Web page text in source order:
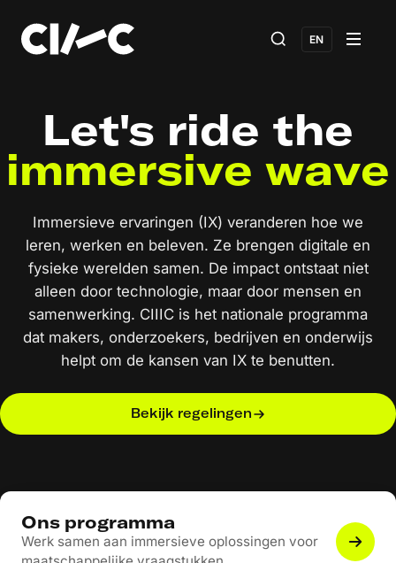
EN
Let's ride the
immersive wave
Immersieve ervaringen (IX) veranderen hoe we
leren, werken en beleven. Ze brengen digitale en
fysieke werelden samen. De impact ontstaat niet
alleen door technologie, maar door mensen en
samenwerking. CIIIC is het nationale programma
dat makers, onderzoekers, bedrijven en onderwijs
helpt om de kansen van IX te benutten.
Bekijk regelingen
Ons programma
Werk samen aan immersieve oplossingen voor